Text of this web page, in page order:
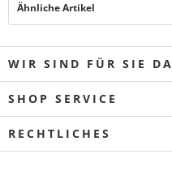
Ähnliche Artikel
WIR SIND FÜR SIE DA
SHOP SERVICE
RECHTLICHES